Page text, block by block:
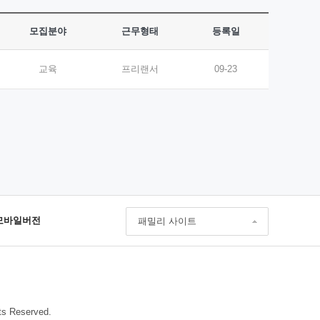
모집분야 근무형태 등록일
교육 프리랜서 09-23
바일버전 패밀리 사이트
Reserved.